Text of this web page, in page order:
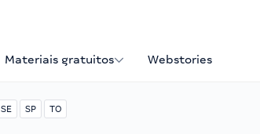
Materiais gratuitos Webstories
SE SP TO